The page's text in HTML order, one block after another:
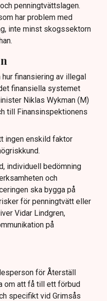
penningtvättslagen.
har problem med
inte minst skogssektorn
hur finansiering av illegal
finansiella systemet
Niklas Wykman (M)
till Finansinspektionens
ingen enskild faktor
individuell bedömning
och
ska bygga på
för penningtvätt eller
Vidar Lindgren,
på
för Återställ
om att få till ett förbud
specifikt vid Grimsås